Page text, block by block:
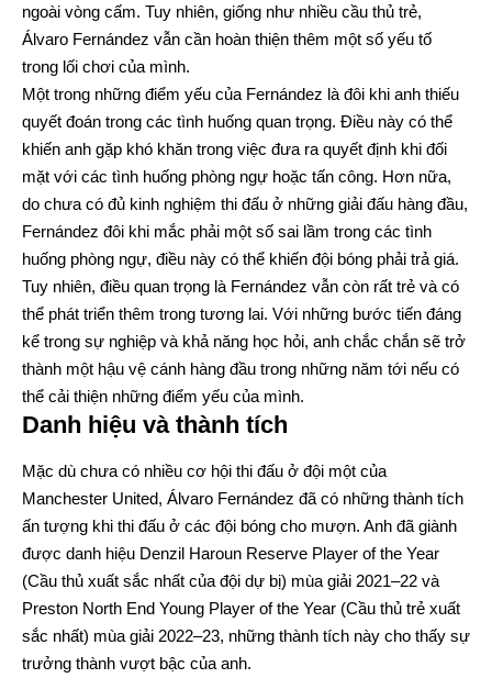
ngoài vòng cấm. Tuy nhiên, giống như nhiều cầu thủ trẻ,
Álvaro Fernández vẫn cần hoàn thiện thêm một số yếu tố
trong lối chơi của mình.
Một trong những điểm yếu của Fernández là đôi khi anh thiếu
quyết đoán trong các tình huống quan trọng. Điều này có thể
khiến anh gặp khó khăn trong việc đưa ra quyết định khi đối
mặt với các tình huống phòng ngự hoặc tấn công. Hơn nữa,
do chưa có đủ kinh nghiệm thi đấu ở những giải đấu hàng đầu,
Fernández đôi khi mắc phải một số sai lầm trong các tình
huống phòng ngự, điều này có thể khiến đội bóng phải trả giá.
Tuy nhiên, điều quan trọng là Fernández vẫn còn rất trẻ và có
thể phát triển thêm trong tương lai. Với những bước tiến đáng
kể trong sự nghiệp và khả năng học hỏi, anh chắc chắn sẽ trở
thành một hậu vệ cánh hàng đầu trong những năm tới nếu có
thể cải thiện những điểm yếu của mình.
Danh hiệu và thành tích
Mặc dù chưa có nhiều cơ hội thi đấu ở đội một của
Manchester United, Álvaro Fernández đã có những thành tích
ấn tượng khi thi đấu ở các đội bóng cho mượn. Anh đã giành
được danh hiệu Denzil Haroun Reserve Player of the Year
(Cầu thủ xuất sắc nhất của đội dự bị) mùa giải 2021–22 và
Preston North End Young Player of the Year (Cầu thủ trẻ xuất
sắc nhất) mùa giải 2022–23, những thành tích này cho thấy sự
trưởng thành vượt bậc của anh.